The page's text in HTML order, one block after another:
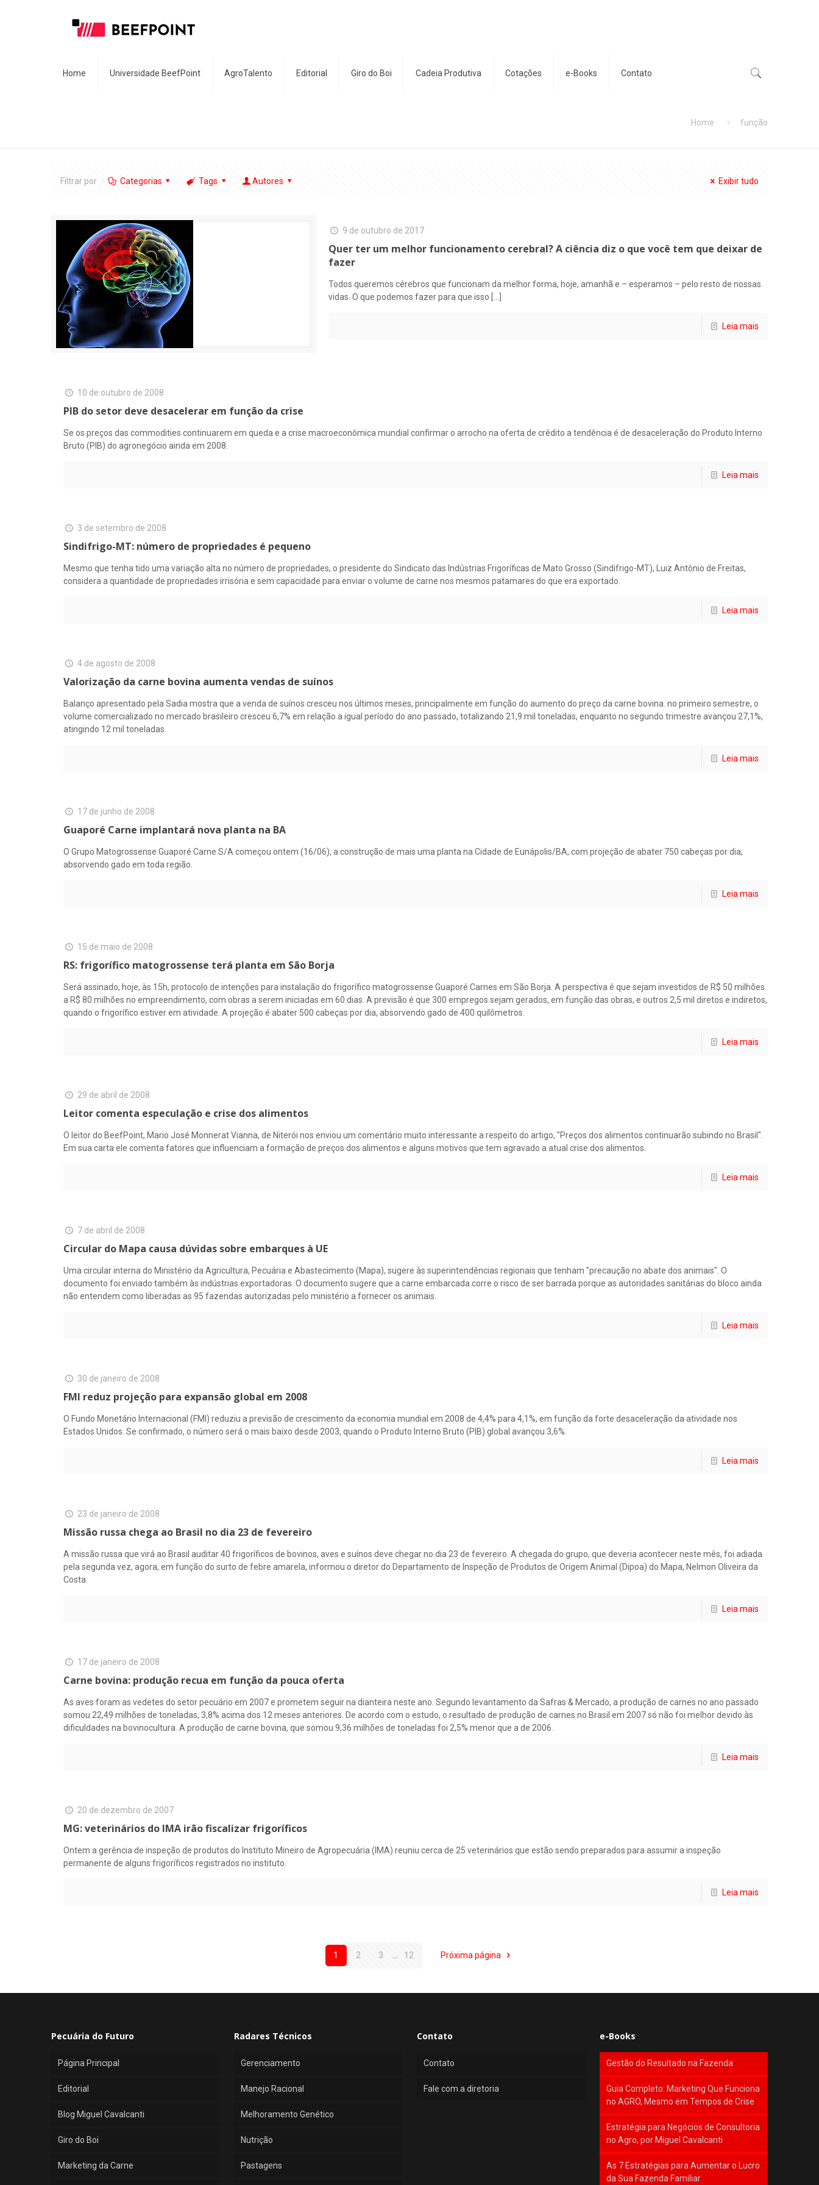
Home Universidade BeefPoint AgroTalento Editorial Giro do Boi Cadeia Produtiva Cotações e-Books Contato
Home função
Filtrar por Categorias Tags Autores Exibir tudo
9 de outubro de 2017
Quer ter um melhor funcionamento cerebral? A ciência diz o que você tem que deixar de
fazer
Todos queremos cérebros que funcionam da melhor forma, hoje, amanhã e – esperamos – pelo resto de nossas
vidas. O que podemos fazer para que isso
Leia mais
10 de outubro de 2008
PIB do setor deve desacelerar em função da crise
Se os preços das commodities continuarem em queda e a crise macroeconômica mundial confirmar o arrocho na oferta de crédito a tendência é de desaceleração do Produto Interno
Bruto (PIB) do agronegócio ainda em 2008.
Leia mais
3 de setembro de 2008
Sindifrigo-MT: número de propriedades é pequeno
Mesmo que tenha tido uma variação alta no número de propriedades, o presidente do Sindicato das Indústrias Frigoríficas de Mato Grosso (Sindifrigo-MT), Luiz Antônio de Freitas,
considera a quantidade de propriedades irrisória e sem capacidade para enviar o volume de carne nos mesmos patamares do que era exportado.
Leia mais
4 de agosto de 2008
Valorização da carne bovina aumenta vendas de suínos
Balanço apresentado pela Sadia mostra que a venda de suínos cresceu nos últimos meses, principalmente em função do aumento do preço da carne bovina. no primeiro semestre, o
volume comercializado no mercado brasileiro cresceu 6,7% em relação a igual período do ano passado, totalizando 21,9 mil toneladas, enquanto no segundo trimestre avançou 27,1%,
atingindo 12 mil toneladas.
Leia mais
17 de junho de 2008
Guaporé Carne implantará nova planta na BA
O Grupo Matogrossense Guaporé Carne S/A começou ontem (16/06), a construção de mais uma planta na Cidade de Eunápolis/BA, com projeção de abater 750 cabeças por dia,
absorvendo gado em toda região.
Leia mais
15 de maio de 2008
RS: frigorífico matogrossense terá planta em São Borja
Será assinado, hoje, às 15h, protocolo de intenções para instalação do frigorífico matogrossense Guaporé Carnes em São Borja. A perspectiva é que sejam investidos de R$ 50 milhões
a R$ 80 milhões no empreendimento, com obras a serem iniciadas em 60 dias. A previsão é que 300 empregos sejam gerados, em função das obras, e outros 2,5 mil diretos e indiretos,
quando o frigorífico estiver em atividade. A projeção é abater 500 cabeças por dia, absorvendo gado de 400 quilômetros.
Leia mais
29 de abril de 2008
Leitor comenta especulação e crise dos alimentos
O leitor do BeefPoint, Mario José Monnerat Vianna, de Niterói nos enviou um comentário muito interessante a respeito do artigo, "Preços dos alimentos continuarão subindo no Brasil".
Em sua carta ele comenta fatores que influenciam a formação de preços dos alimentos e alguns motivos que tem agravado a atual crise dos alimentos.
Leia mais
7 de abril de 2008
Circular do Mapa causa dúvidas sobre embarques à UE
Uma circular interna do Ministério da Agricultura, Pecuária e Abastecimento (Mapa), sugere às superintendências regionais que tenham "precaução no abate dos animais". O
documento foi enviado também às indústrias exportadoras. O documento sugere que a carne embarcada corre o risco de ser barrada porque as autoridades sanitárias do bloco ainda
não entendem como liberadas as 95 fazendas autorizadas pelo ministério a fornecer os animais.
Leia mais
30 de janeiro de 2008
FMI reduz projeção para expansão global em 2008
O Fundo Monetário Internacional (FMI) reduziu a previsão de crescimento da economia mundial em 2008 de 4,4% para 4,1%, em função da forte desaceleração da atividade nos
Estados Unidos. Se confirmado, o número será o mais baixo desde 2003, quando o Produto Interno Bruto (PIB) global avançou 3,6%.
Leia mais
23 de janeiro de 2008
Missão russa chega ao Brasil no dia 23 de fevereiro
A missão russa que virá ao Brasil auditar 40 frigoríficos de bovinos, aves e suínos deve chegar no dia 23 de fevereiro. A chegada do grupo, que deveria acontecer neste mês, foi adiada
pela segunda vez, agora, em função do surto de febre amarela, informou o diretor do Departamento de Inspeção de Produtos de Origem Animal (Dipoa) do Mapa, Nelmon Oliveira da
Costa.
Leia mais
17 de janeiro de 2008
Carne bovina: produção recua em função da pouca oferta
As aves foram as vedetes do setor pecuário em 2007 e prometem seguir na dianteira neste ano. Segundo levantamento da Safras & Mercado, a produção de carnes no ano passado
somou 22,49 milhões de toneladas, 3,8% acima dos 12 meses anteriores. De acordo com o estudo, o resultado de produção de carnes no Brasil em 2007 só não foi melhor devido às
dificuldades na bovinocultura. A produção de carne bovina, que somou 9,36 milhões de toneladas foi 2,5% menor que a de 2006.
Leia mais
20 de dezembro de 2007
MG: veterinários do IMA irão fiscalizar frigoríficos
Ontem a gerência de inspeção de produtos do Instituto Mineiro de Agropecuária (IMA) reuniu cerca de 25 veterinários que estão sendo preparados para assumir a inspeção
permanente de alguns frigoríficos registrados no instituto.
Leia mais
1 2 3 12 Próxima página
Pecuária do Futuro
Página Principal
Editorial
Blog Miguel Cavalcanti
Giro do Boi
Marketing da Carne
Radares Técnicos
Gerenciamento
Manejo Racional
Melhoramento Genético
Nutrição
Pastagens
Contato
Contato
Fale com a diretoria
e-Books
Gestão do Resultado na Fazenda
Guia Completo: Marketing Que Funciona
no AGRO, Mesmo em Tempos de Crise
Estratégia para Negócios de Consultoria
no Agro, por Miguel Cavalcanti
As 7 Estratégias para Aumentar o Lucro
da Sua Fazenda Familiar